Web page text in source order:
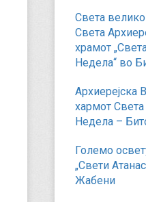
Света
Света
храмот
Недела“ во
Архиерејска
хармот
Недела –
Големо
„Свети
Жабени